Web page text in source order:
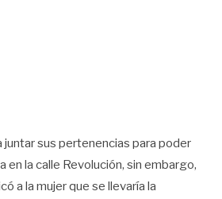
juntar sus pertenencias para poder
en la calle Revolución, sin embargo,
a la mujer que se llevaría la